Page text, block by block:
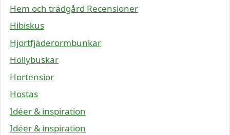
Hem och trädgård Recensioner
Hibiskus
Hjortfjäderormbunkar
Hollybuskar
Hortensior
Hostas
Idéer & inspiration
Idéer & inspiration